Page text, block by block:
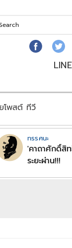
โพสต์ ทีวี
ทรรศนะ
'คาถาศักดิ์สิ
ระยะผ่าน!!!